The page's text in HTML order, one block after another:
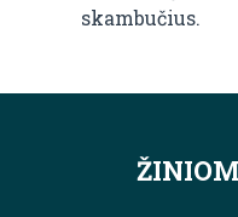
skambučius.